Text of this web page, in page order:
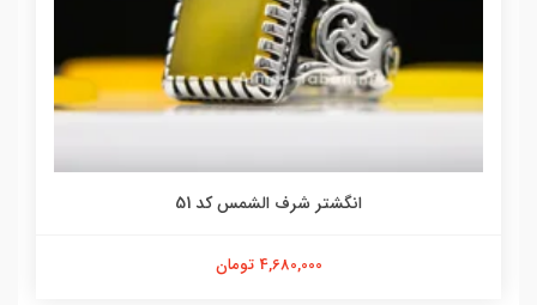
انگشتر شرف الشمس کد 51
4,680,000 تومان